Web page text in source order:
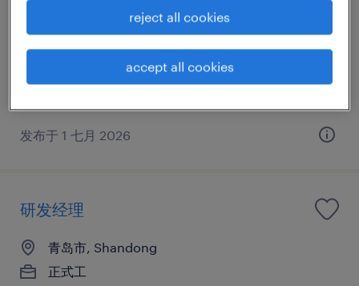
烟台市, Shandong
正式工
CNY1,000,000 - CNY1,500,000 每年
发布于 1 七月 2026
研发经理
青岛市, Shandong
正式工
reject all cookies
accept all cookies